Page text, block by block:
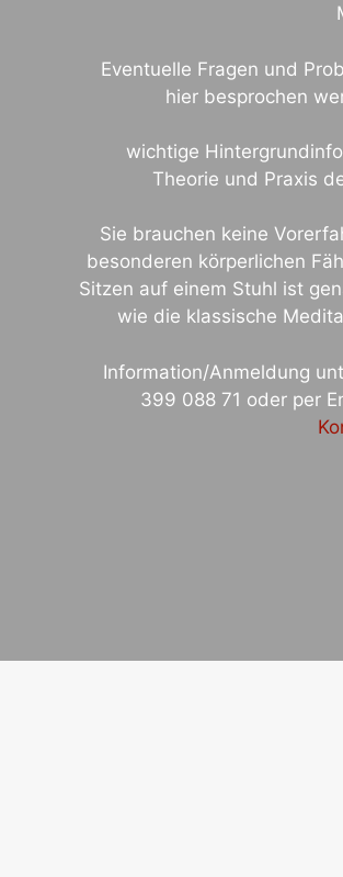
Eventuelle Fragen und
hier besprochen
wichtige
Theorie und Praxis
Sie brauchen keine
besonderen körperlichen
Sitzen auf einem Stuhl ist
wie die klassische
Information/Anmeldung
399 088 71 oder per